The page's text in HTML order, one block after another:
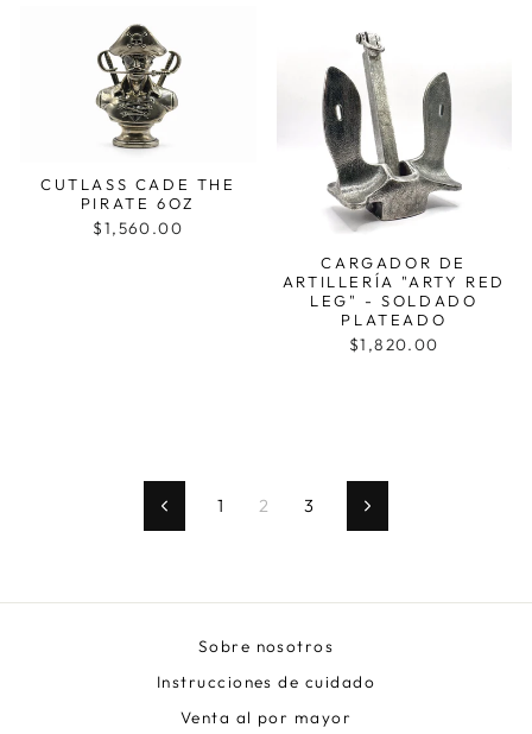
CUTLASS CADE THE
PIRATE 6OZ
$1,560.00
CARGADOR DE
ARTILLERÍA "ARTY RED
LEG" - SOLDADO
PLATEADO
$1,820.00
Anterior
1 2 3 Siguiente
Sobre nosotros
Instrucciones de cuidado
Venta al por mayor